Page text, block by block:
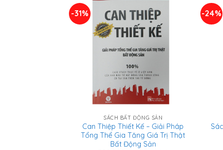
-31%
SÁCH BẤT ĐỘNG SẢN
Can Thiệp Thiết Kế – Giải Pháp
Tổng Thể Gia Tăng Giá Trị Thật
Bất Động Sản
-24%